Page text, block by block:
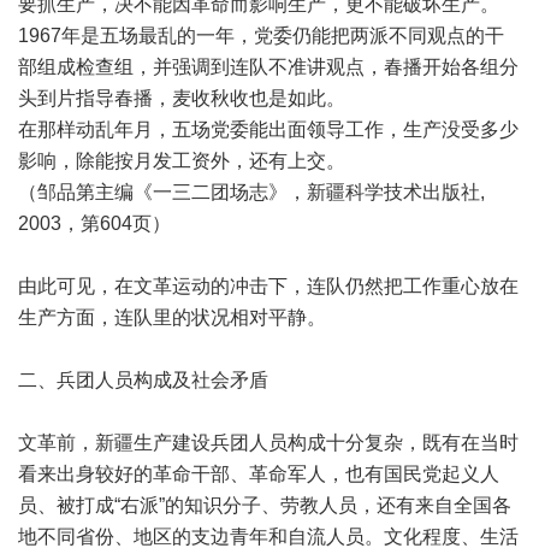
要抓生产，决不能因革命而影响生产，更不能破坏生产。
1967年是五场最乱的一年，党委仍能把两派不同观点的干
部组成检查组，并强调到连队不准讲观点，春播开始各组分
头到片指导春播，麦收秋收也是如此。
在那样动乱年月，五场党委能出面领导工作，生产没受多少
影响，除能按月发工资外，还有上交。
（邹品第主编《一三二团场志》，新疆科学技术出版社,
2003，第604页）
由此可见，在文革运动的冲击下，连队仍然把工作重心放在
生产方面，连队里的状况相对平静。
二、兵团人员构成及社会矛盾
文革前，新疆生产建设兵团人员构成十分复杂，既有在当时
看来出身较好的革命干部、革命军人，也有国民党起义人
员、被打成“右派”的知识分子、劳教人员，还有来自全国各
地不同省份、地区的支边青年和自流人员。文化程度、生活